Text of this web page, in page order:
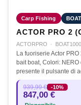
Carp Fishing
ACTOR PRO 2
ACTORPRO ·
La fuoriserie Actor
bait boat, Colori:
presente il pulsante di
939,99 € -10%
847,00 €